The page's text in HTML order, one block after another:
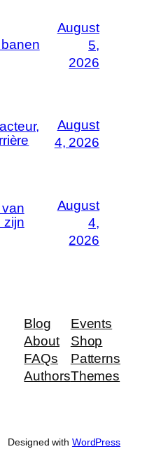
August
5,
2026
August
4, 2026
zijn
August
4,
2026
Blog
About
FAQs
Authors
Events
Shop
Patterns
Themes
Designed with WordPress